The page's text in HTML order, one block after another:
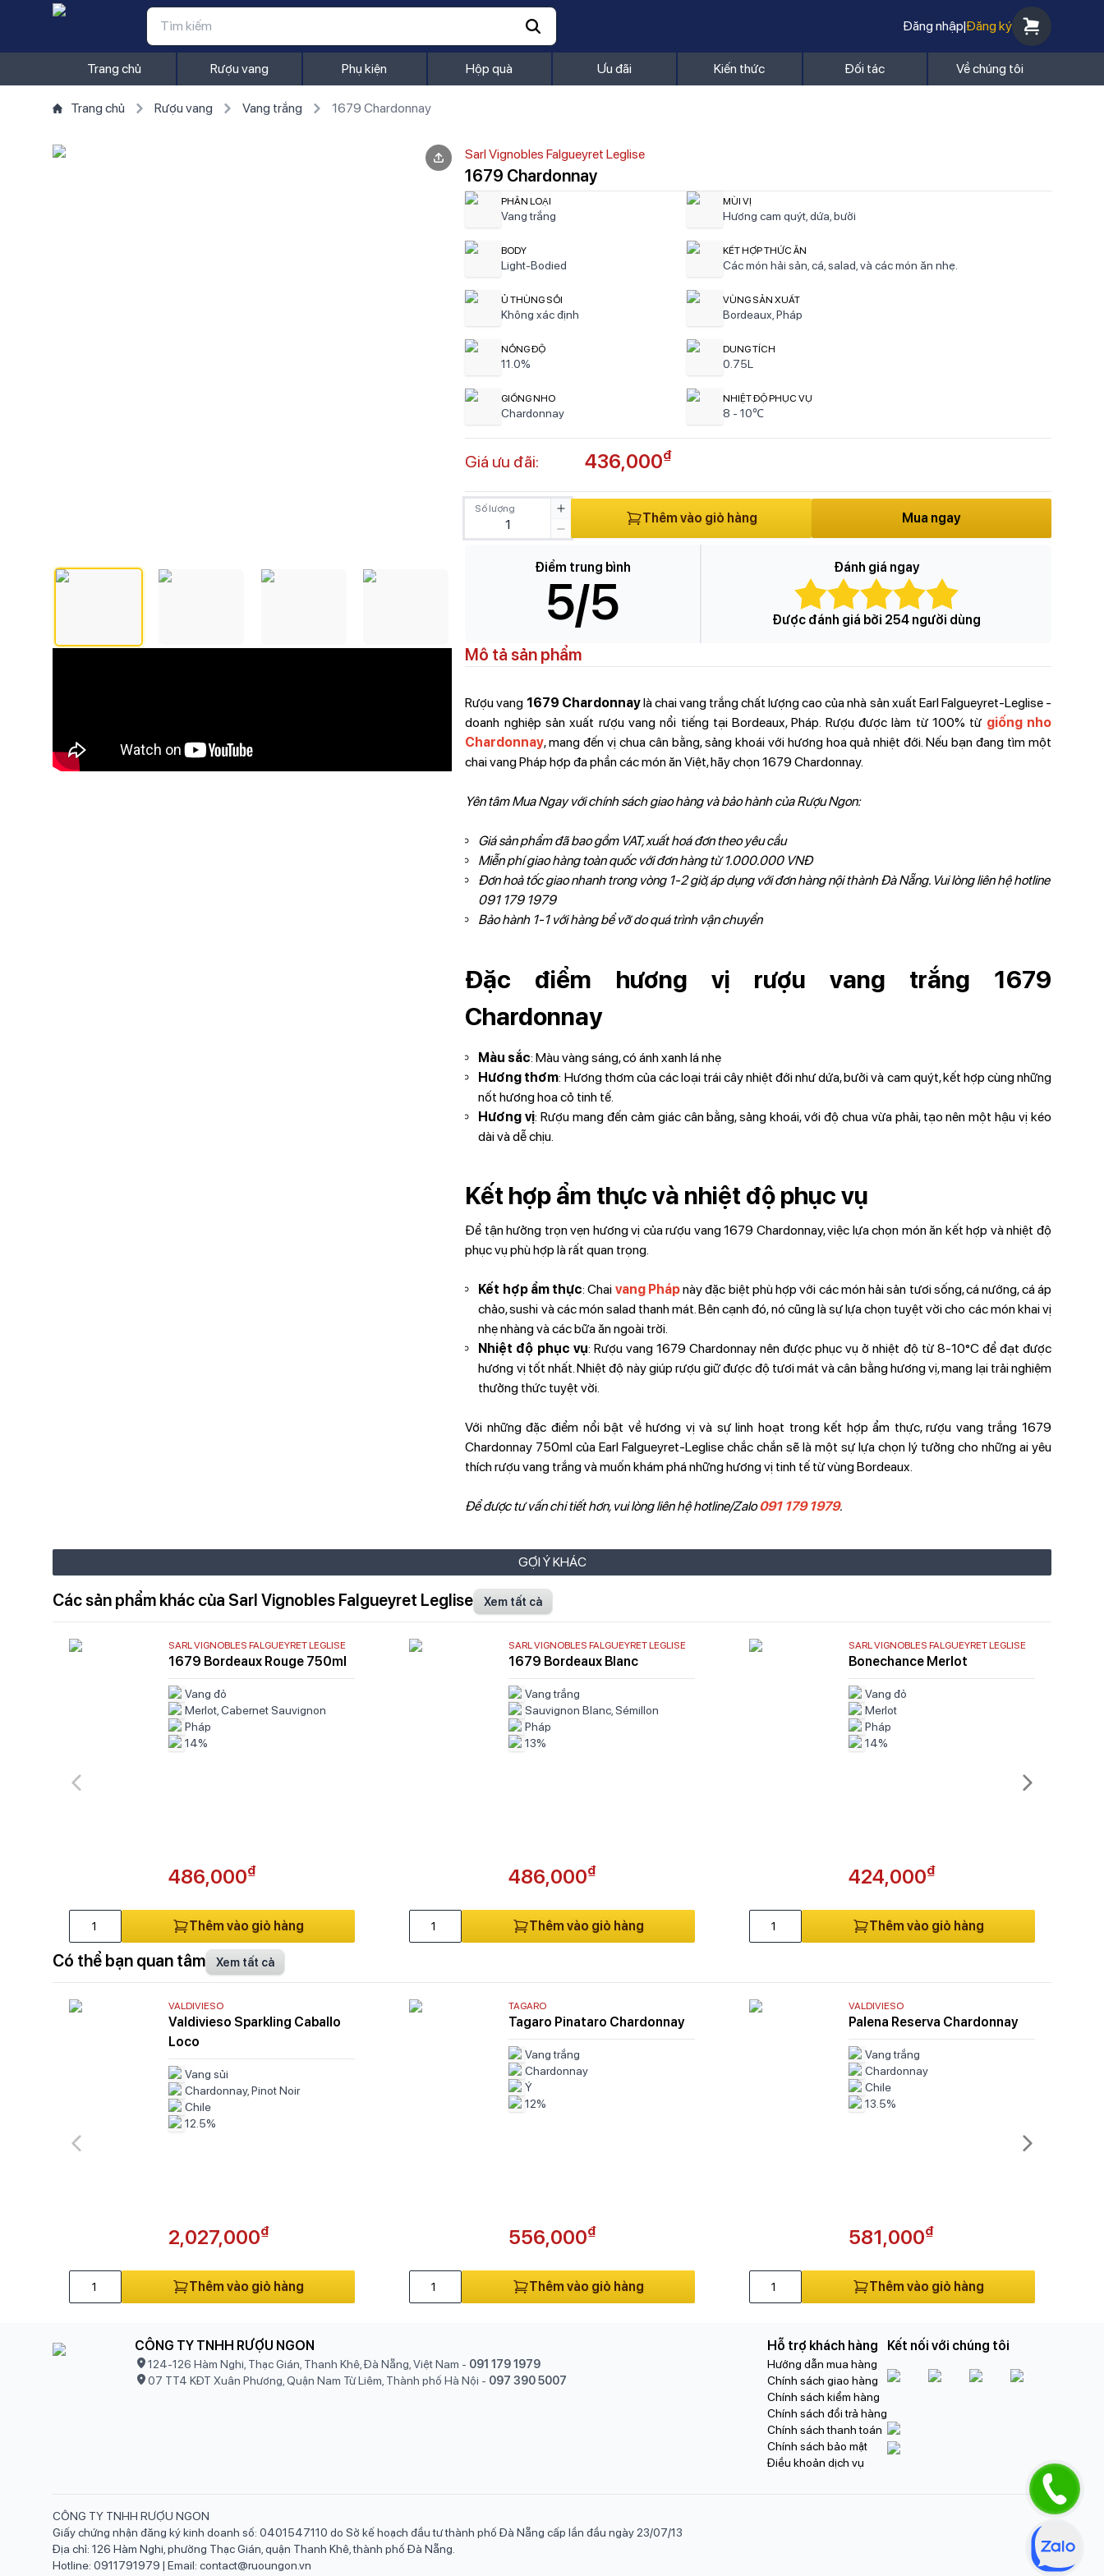
Đăng nhập|Đăng ký
Trang chủ Rượu vang Phụ kiện Hộp quà Ưu đãi Kiến thức Đối tác Về chúng tôi
Trang chủ Rượu vang Vang trắng 1679 Chardonnay
Sarl Vignobles Falgueyret Leglise
1679 Chardonnay
PHÂN LOẠI
Vang trắng
BODY
Light-Bodied
Ủ THÙNG SỒI
Không xác định
NỒNG ĐỘ
11.0%
GIỐNG NHO
Chardonnay
MÙI VỊ
Hương cam quýt, dứa, bưởi
KẾT HỢP THỨC ĂN
Các món hải sản, cá, salad, và các món ăn nhẹ.
VÙNG SẢN XUẤT
Bordeaux, Pháp
DUNG TÍCH
0.75L
NHIỆT ĐỘ PHỤC VỤ
8 - 10℃
Giá ưu đãi: 436,000₫
Số lượng
Thêm vào giỏ hàng Mua ngay
Điểm trung bình
5/5
Đánh giá ngay
Được đánh giá bởi 254 người dùng
Mô tả sản phẩm
Rượu vang 1679 Chardonnaylà chai vang trắng chất lượng cao của nhà sản xuất Earl Falgueyret-Leglise -
doanh nghiệp sản xuất rượu vang nổi tiếng tại Bordeaux, Pháp. Rượu được làm từ 100% từ giống nho
Chardonnay, mang đến vị chua cân bằng, sảng khoái với hương hoa quả nhiệt đới. Nếu bạn đang tìm một
chai vang Pháp hợp đa phần các món ăn Việt, hãy chọn 1679 Chardonnay.
Yên tâm Mua Ngay với chính sách giao hàng và bảo hành của Rượu Ngon:
Giá sản phẩm đã bao gồm VAT, xuất hoá đơn theo yêu cầu
Miễn phí giao hàng toàn quốc với đơn hàng từ 1.000.000 VNĐ
Đơn hoả tốc giao nhanh trong vòng 1-2 giờ, áp dụng với đơn hàng nội thành Đà Nẵng. Vui lòng liên hệ hotline
091 179 1979
Bảo hành 1-1 với hàng bể vỡ do quá trình vận chuyển
Đặc điểm hương vị rượu vang trắng 1679
Chardonnay
Màu sắc: Màu vàng sáng, có ánh xanh lá nhẹ
Hương thơm: Hương thơm của các loại trái cây nhiệt đới như dứa, bưởi và cam quýt, kết hợp cùng những
nốt hương hoa cỏ tinh tế.
Hương vị: Rượu mang đến cảm giác cân bằng, sảng khoái, với độ chua vừa phải, tạo nên một hậu vị kéo
dài và dễ chịu.
Kết hợp ẩm thực và nhiệt độ phục vụ
Để tận hưởng trọn vẹn hương vị của rượu vang 1679 Chardonnay, việc lựa chọn món ăn kết hợp và nhiệt độ
phục vụ phù hợp là rất quan trọng.
Kết hợp ẩm thực: Chai vang Phápnày đặc biệt phù hợp với các món hải sản tươi sống, cá nướng, cá áp
chảo, sushi và các món salad thanh mát. Bên cạnh đó, nó cũng là sự lựa chọn tuyệt vời cho các món khai vị
nhẹ nhàng và các bữa ăn ngoài trời.
Nhiệt độ phục vụ: Rượu vang 1679 Chardonnay nên được phục vụ ở nhiệt độ từ 8-10°C để đạt được
hương vị tốt nhất. Nhiệt độ này giúp rượu giữ được độ tươi mát và cân bằng hương vị, mang lại trải nghiệm
thưởng thức tuyệt vời.
Với những đặc điểm nổi bật về hương vị và sự linh hoạt trong kết hợp ẩm thực, rượu vang trắng 1679
Chardonnay 750ml của Earl Falgueyret-Leglise chắc chắn sẽ là một sự lựa chọn lý tưởng cho những ai yêu
thích rượu vang trắng và muốn khám phá những hương vị tinh tế từ vùng Bordeaux.
Để được tư vấn chi tiết hơn, vui lòng liên hệ hotline/Zalo091 179 1979.
GỢI Ý KHÁC
Các sản phẩm khác của Sarl Vignobles Falgueyret Leglise Xem tất cả
SARL VIGNOBLES FALGUEYRET LEGLISE
1679 Bordeaux Rouge 750ml
Vang đỏ
Merlot, Cabernet Sauvignon
Pháp
14%
486,000₫
Thêm vào giỏ hàng
SARL VIGNOBLES FALGUEYRET LEGLISE
1679 Bordeaux Blanc
Vang trắng
Sauvignon Blanc, Sémillon
Pháp
13%
486,000₫
Thêm vào giỏ hàng
SARL VIGNOBLES FALGUEYRET LEGLISE
Bonechance Merlot
Vang đỏ
Merlot
Pháp
14%
424,000₫
Thêm vào giỏ hàng
Có thể bạn quan tâm Xem tất cả
VALDIVIESO
Valdivieso Sparkling Caballo
Loco
Vang sủi
Chardonnay, Pinot Noir
Chile
12.5%
2,027,000₫
Thêm vào giỏ hàng
TAGARO
Tagaro Pinataro Chardonnay
Vang trắng
Chardonnay
Ý
12%
556,000₫
Thêm vào giỏ hàng
VALDIVIESO
Palena Reserva Chardonnay
Vang trắng
Chardonnay
Chile
13.5%
581,000₫
Thêm vào giỏ hàng
CÔNG TY TNHH RƯỢU NGON
124-126 Hàm Nghi, Thạc Gián, Thanh Khê, Đà Nẵng, Việt Nam - 091 179 1979
07 TT4 KĐT Xuân Phương, Quận Nam Từ Liêm, Thành phố Hà Nội - 097 390 5007
Hỗ trợ khách hàng
Hướng dẫn mua hàng
Chính sách giao hàng
Chính sách kiểm hàng
Chính sách đổi trả hàng
Chính sách thanh toán
Chính sách bảo mật
Điều khoản dịch vụ
Kết nối với chúng tôi
CÔNG TY TNHH RƯỢU NGON
Giấy chứng nhận đăng ký kinh doanh số: 0401547110 do Sở kế hoạch đầu tư thành phố Đà Nẵng cấp lần đầu ngày 23/07/13
Địa chỉ: 126 Hàm Nghi, phường Thạc Gián, quận Thanh Khê, thành phố Đà Nẵng.
Hotline: 0911791979 | Email: contact@ruoungon.vn